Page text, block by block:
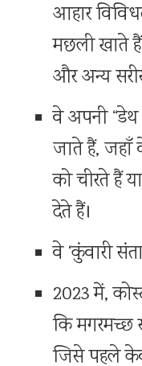
आहार
मछली खाते
और अन्य
वे अपनी
जाते हैं, जहाँ
को चीरते हैं
देते हैं।
वे ‘कुंवारी
2023 में,
कि मगरमच्छ
जिसे पहले